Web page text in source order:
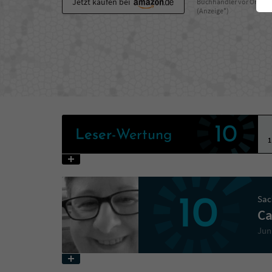
(Anzeige*)
Leser-Wertung 10
1
10